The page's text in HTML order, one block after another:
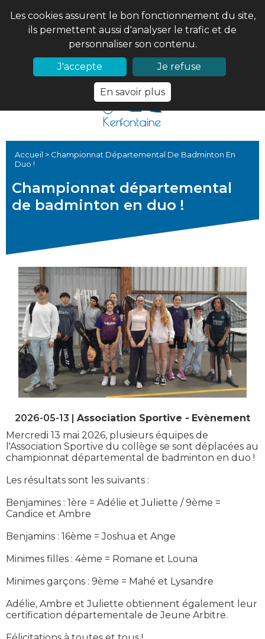
Les cookies assurent le bon fonctionnement du site,
ils permettent aussi d'analyser le trafic et de
personnaliser son contenu.
J'accepte
Je refuse
En savoir plus
02 97 56 61 18
Accueil > Championnat Départemental De Badminton En
Duo !
Championnat départemental
de badminton en duo !
2026-05-13 | Association Sportive
Evènement
Mercredi 13 mai 2026, plusieurs équipes de
l'Association Sportive du collège se sont déplacées au
championnat départemental de badminton en duo !
Les résultats sont les suivants :
Benjamines : 1ère = Adélie et Juliette / 9ème =
Candice et Ambre
Benjamins : 16ème = Joshua et Ange
Minimes filles : 4ème = Romane et Louna
Minimes garçons : 9ème = Mahé et Lysandre
Adélie, Ambre et Juliette obtiennent également leur
certification départementale de Jeune Arbitre.